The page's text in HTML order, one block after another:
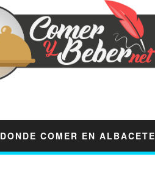
DONDE COMER EN ALBACETE